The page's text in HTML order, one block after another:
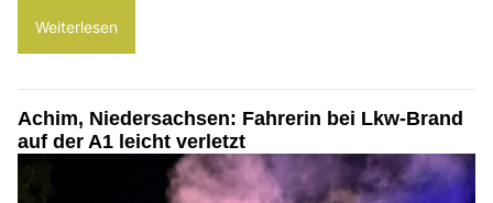
Weiterlesen
Achim, Niedersachsen: Fahrerin bei Lkw-Brand
auf der A1 leicht verletzt